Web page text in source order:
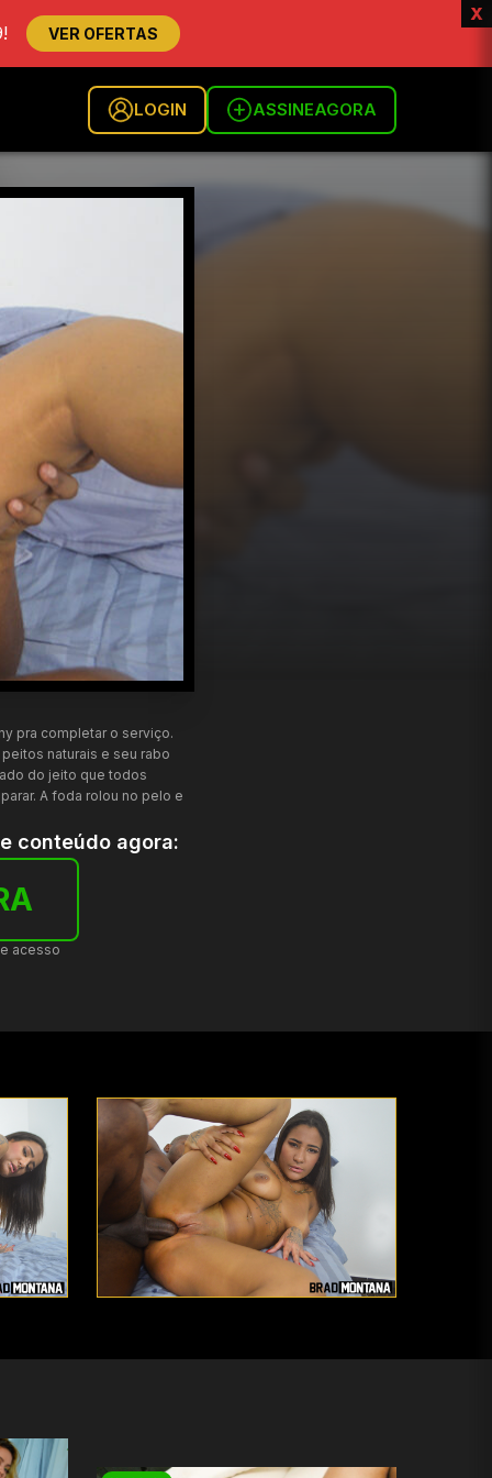
VER OFERTAS
x
LOGIN ASSINEAGORA
pra completar o serviço.
naturais e seu rabo
do jeito que todos
A foda rolou no pelo e
conteúdo agora:
acesso